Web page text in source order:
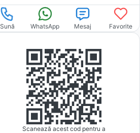
Sună WhatsApp Mesaj Favorite
Scanează acest cod pentru a